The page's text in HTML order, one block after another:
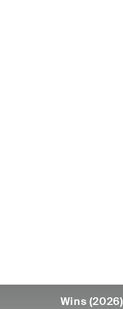
Wins (2026)